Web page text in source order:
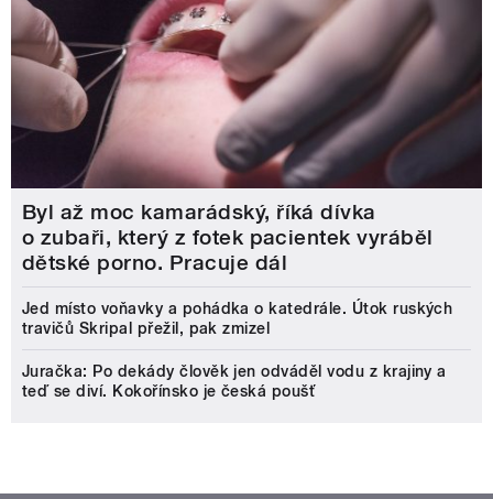
Byl až moc kamarádský, říká dívka
o zubaři, který z fotek pacientek vyráběl
dětské porno. Pracuje dál
Jed místo voňavky a pohádka o katedrále. Útok ruských
travičů Skripal přežil, pak zmizel
Juračka: Po dekády člověk jen odváděl vodu z krajiny a
teď se diví. Kokořínsko je česká poušť